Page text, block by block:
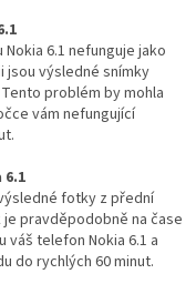
6.1 nefunguje jako
výsledné snímky
problém by mohla
vám nefungující
fotky z přední
pravděpodobně na čase
váš telefon Nokia 6.1 a
do rychlých 60 minut.